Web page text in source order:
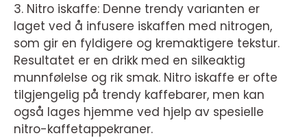
3. Nitro iskaffe: Denne trendy varianten er
laget ved å infusere iskaffen med nitrogen,
som gir en fyldigere og kremaktigere tekstur.
Resultatet er en drikk med en silkeaktig
munnfølelse og rik smak. Nitro iskaffe er ofte
tilgjengelig på trendy kaffebarer, men kan
også lages hjemme ved hjelp av spesielle
nitro-kaffetappekraner.